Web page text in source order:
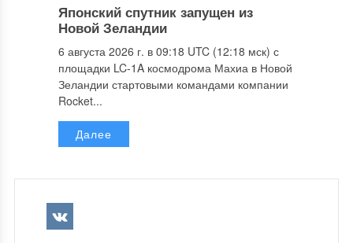
Японский спутник запущен из
Новой Зеландии
6 августа 2026 г. в 09:18 UTC (12:18 мск) с
площадки LC-1A космодрома Махиа в Новой
Зеландии стартовыми командами компании
Rocket...
Далее